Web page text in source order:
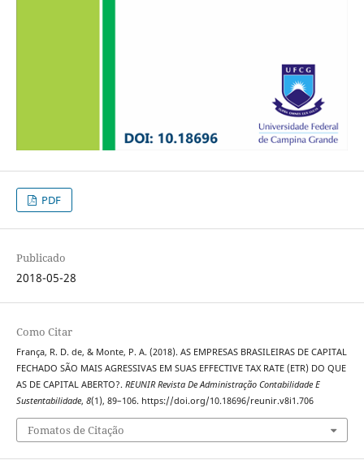
PDF
Publicado
2018-05-28
Como Citar
França, R. D. de, & Monte, P. A. (2018). AS EMPRESAS BRASILEIRAS DE CAPITAL
FECHADO SÃO MAIS AGRESSIVAS EM SUAS EFFECTIVE TAX RATE (ETR) DO QUE
AS DE CAPITAL ABERTO?. REUNIR Revista De Administração Contabilidade E
Sustentabilidade, 8(1), 89–106. https://doi.org/10.18696/reunir.v8i1.706
Fomatos de Citação